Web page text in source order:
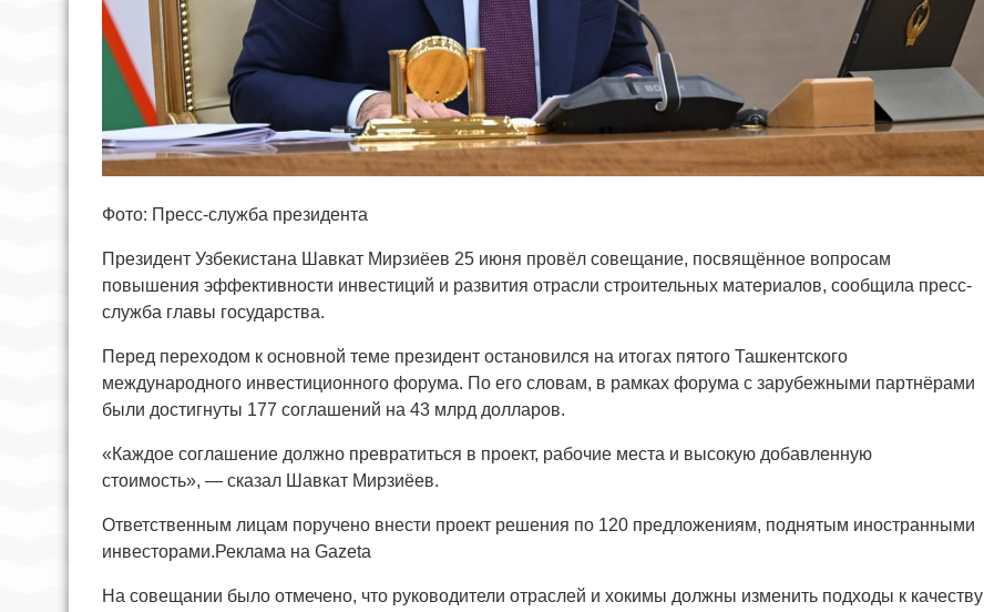
Фото: Пресс-служба президента
Президент Узбекистана Шавкат Мирзиёев 25 июня провёл совещание, посвящённое вопросам
повышения эффективности инвестиций и развития отрасли строительных материалов, сообщила пресс-
служба главы государства.
Перед переходом к основной теме президент остановился на итогах пятого Ташкентского
международного инвестиционного форума. По его словам, в рамках форума с зарубежными партнёрами
были достигнуты 177 соглашений на 43 млрд долларов.
«Каждое соглашение должно превратиться в проект, рабочие места и высокую добавленную
стоимость», — сказал Шавкат Мирзиёев.
Ответственным лицам поручено внести проект решения по 120 предложениям, поднятым иностранными
инвесторами.Реклама на Gazeta
На совещании было отмечено, что руководители отраслей и хокимы должны изменить подходы к качеству